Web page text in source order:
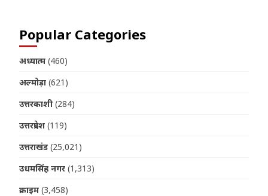
Popular Categories
अध्यात्म (460)
अल्मोड़ा (621)
उत्तरकाशी (284)
उत्तरप्रदेश (119)
उत्तराखंड (25,021)
उधमसिंह नगर (1,313)
क्राइम (3,458)